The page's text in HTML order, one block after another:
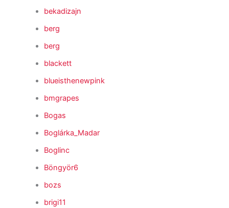
bekadizajn
berg
berg
blackett
blueisthenewpink
bmgrapes
Bogas
Boglárka_Madar
Boglinc
Böngyör6
bozs
brigi11